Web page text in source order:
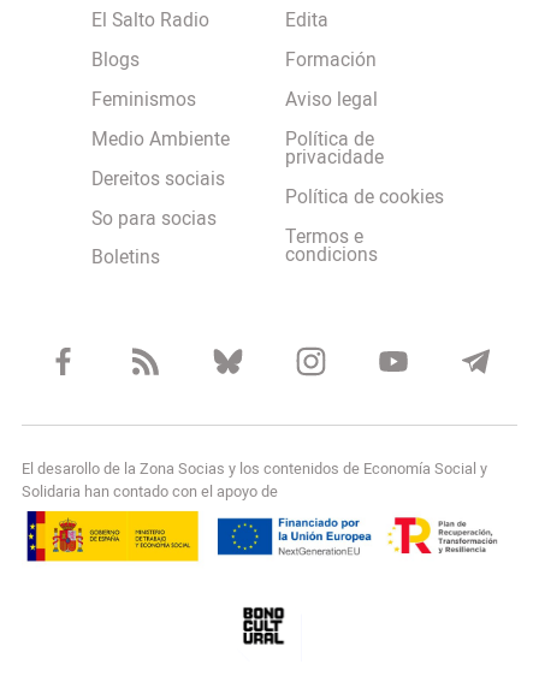
El Salto Radio
Blogs
Feminismos
Medio Ambiente
Dereitos sociais
So para socias
Boletins
Edita
Formación
Aviso legal
Política de
privacidade
Política de cookies
Termos e
condicions
El desarollo de la Zona Socias y los contenidos de Economía Social y
Solidaria han contado con el apoyo de